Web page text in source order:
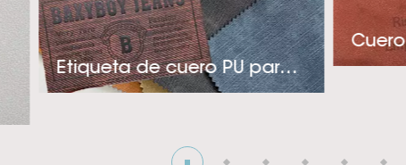
nuestros clientes.’ necesidades. Si está buscando un
termo bruñido por calor de alta calidad constante para
o embalaje, ¡por favor, póngase en contacto con
intentando convertirse en el ¡El mejor y más
Etiqueta de cuero PU para jeans